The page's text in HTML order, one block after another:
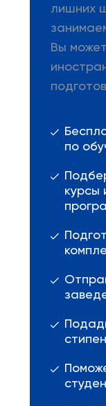
лишних
Вы
по
курсы